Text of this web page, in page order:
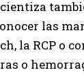
las
la RCP o
o